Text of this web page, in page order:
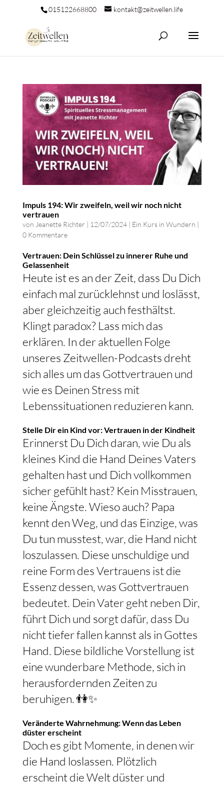
015122668800 kontakt@zeitwellen.life
Impuls 194: Wir zweifeln, weil wir noch nicht
vertrauen
von Jeanette Richter | 12/07/2024| Ein Kurs in Wundern |
0 Kommentare
Vertrauen: Dein Schlüssel zu innerer Ruhe und
Gelassenheit
Heute ist es an der Zeit, dass Du Dich
einfach mal zurücklehnst und loslässt,
aber gleichzeitig auch festhältst.
Klingt paradox? Lass mich das
erklären. In der aktuellen Folge
unseres Zeitwellen-Podcasts dreht
sich alles um das Gottvertrauen und
wie es Deinen Stress mit
Lebenssituationen reduzieren kann.
Stelle Dir ein Kind vor: Vertrauen in der Kindheit
Erinnerst Du Dich daran, wie Du als
kleines Kind die Hand Deines Vaters
gehalten hast und Dich vollkommen
sicher gefühlt hast? Kein Misstrauen,
keine Ängste. Wieso auch? Papa
kennt den Weg, und das Einzige, was
Du tun musstest, war, die Hand nicht
loszulassen. Diese unschuldige und
reine Form des Vertrauens ist die
Essenz dessen, was Gottvertrauen
bedeutet. Dein Vater geht neben Dir,
führt Dich und sorgt dafür, dass Du
nicht tiefer fallen kannst als in Gottes
Hand. Diese bildliche Vorstellung ist
eine wunderbare Methode, sich in
herausfordernden Zeiten zu
beruhigen. 👫✨
Veränderte Wahrnehmung: Wenn das Leben
düster erscheint
Doch es gibt Momente, in denen wir
die Hand loslassen. Plötzlich
erscheint die Welt düster und